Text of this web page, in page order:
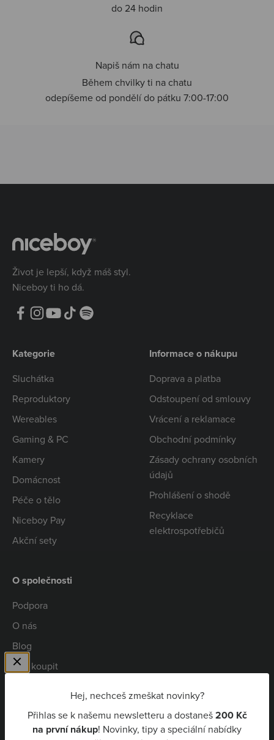
Hej, nechceš zmeškat novinky?
Přihlas se k našemu newsletteru a dostaneš200 Kč
na první nákup! Novinky, tipy a speciální nabídky
do 24 hodin
Napiš nám na chatu
Během chvilky ti na chatu
odepíšeme od pondělí do pátku 7:00-17:00
Život je lepší, když máš styl.
Niceboy ti ho dá.
Kategorie
Sluchátka
Reproduktory
Wereables
Gaming & PC
Kamery
Domácnost
Péče o tělo
Niceboy Pay
Akční sety
Informace o nákupu
Doprava a platba
Odstoupení od smlouvy
Vrácení a reklamace
Obchodní podmínky
Zásady ochrany osobních
údajů
Prohlášení o shodě
Recyklace
elektrospotřebičů
O společnosti
Podpora
O nás
Blog
Kde koupit
Niceboy Pay